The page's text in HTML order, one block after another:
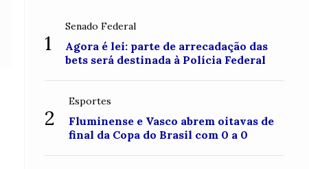
1
Senado Federal
Agora é lei: parte de arrecadação das
bets será destinada à Polícia Federal
2
Esportes
Fluminense e Vasco abrem oitavas de
final da Copa do Brasil com 0 a 0